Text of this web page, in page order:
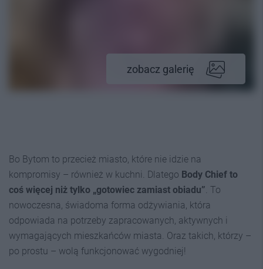
zobacz galerię
Bo Bytom to przecież miasto, które nie idzie na
kompromisy – również w kuchni. Dlatego Body Chief to
coś więcej niż tylko „gotowiec zamiast obiadu”. To
nowoczesna, świadoma forma odżywiania, która
odpowiada na potrzeby zapracowanych, aktywnych i
wymagających mieszkańców miasta. Oraz takich, którzy –
po prostu – wolą funkcjonować wygodniej!